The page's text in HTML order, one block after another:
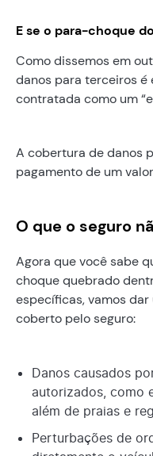
E se o para-choque
Como dissemos em
danos para terceiros é
contratada como um
A cobertura de danos
pagamento de um
O que o seguro
Agora que você sabe
choque quebrado
específicas, vamos
coberto pelo seguro:
Danos causados
autorizados, como
além de praias e
Perturbações de